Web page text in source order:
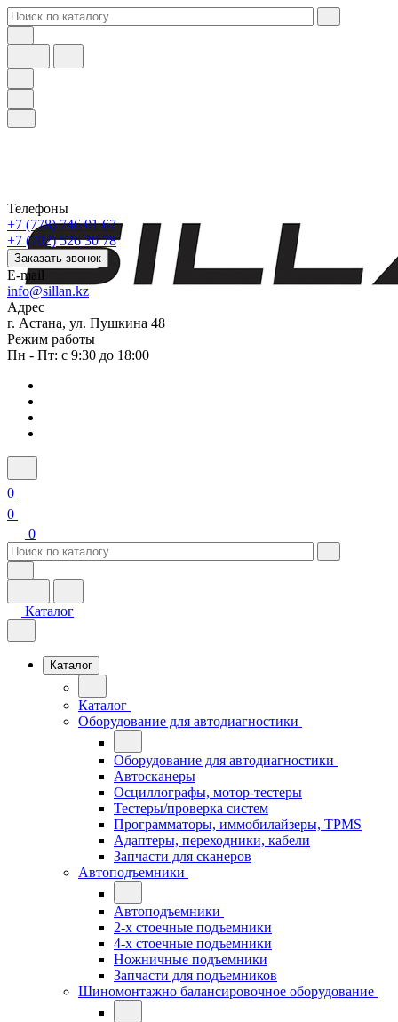
Телефоны
+7 (778) 746 01 67
+7 (702) 526 30 78
Заказать звонок
E-mail
info@sillan.kz
Адрес
г. Астана, ул. Пушкина 48
Режим работы
Пн - Пт: с 9:30 до 18:00
0
0
0
Каталог
Каталог
Каталог
Оборудование для автодиагностики
Оборудование для автодиагностики
Автосканеры
Осциллографы, мотор-тестеры
Тестеры/проверка систем
Программаторы, иммобилайзеры, TPMS
Адаптеры, переходники, кабели
Запчасти для сканеров
Автоподъемники
Автоподъемники
2-х стоечные подъемники
4-х стоечные подъемники
Ножничные подъемники
Запчасти для подъемников
Шиномонтажно балансировочное оборудование